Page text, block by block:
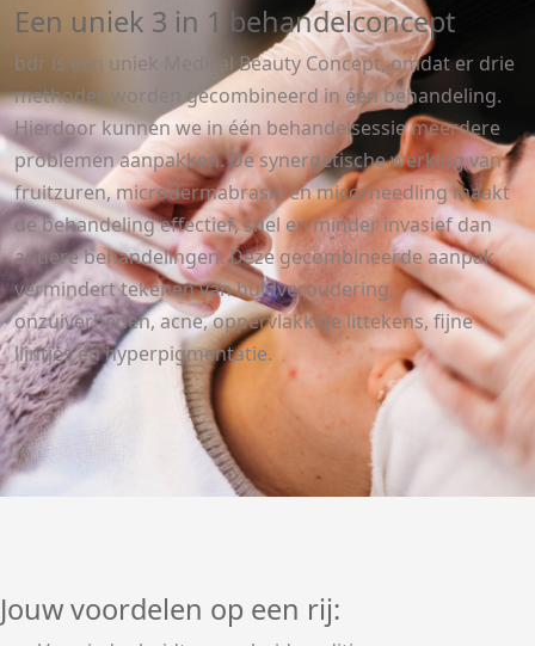
Een uniek 3 in 1 behandelconcept
bdr is een uniek Medical Beauty Concept, omdat er drie
methodes worden gecombineerd in één behandeling.
Hierdoor kunnen we in één behandelsessie meerdere
problemen aanpakken. De synergetische werking van
fruitzuren, microdermabrasie en micorneedling maakt
de behandeling effectief, snel en minder invasief dan
andere behandelingen. Deze gecombineerde aanpak
vermindert tekenen van huidveroudering,
onzuiverheden, acne, oppervlakkige littekens, fijne
lijntjes en hyperpigmentatie.
Jouw voordelen op een rij: